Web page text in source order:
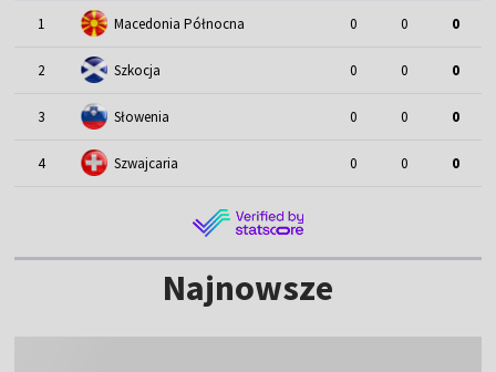
1 Macedonia Północna 0 0 0
2 Szkocja 0 0 0
3 Słowenia 0 0 0
4 Szwajcaria 0 0 0
Najnowsze